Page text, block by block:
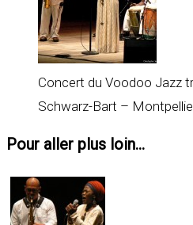
Concert du Voodoo Jazz
Schwarz-Bart –
Pour aller plus loin...